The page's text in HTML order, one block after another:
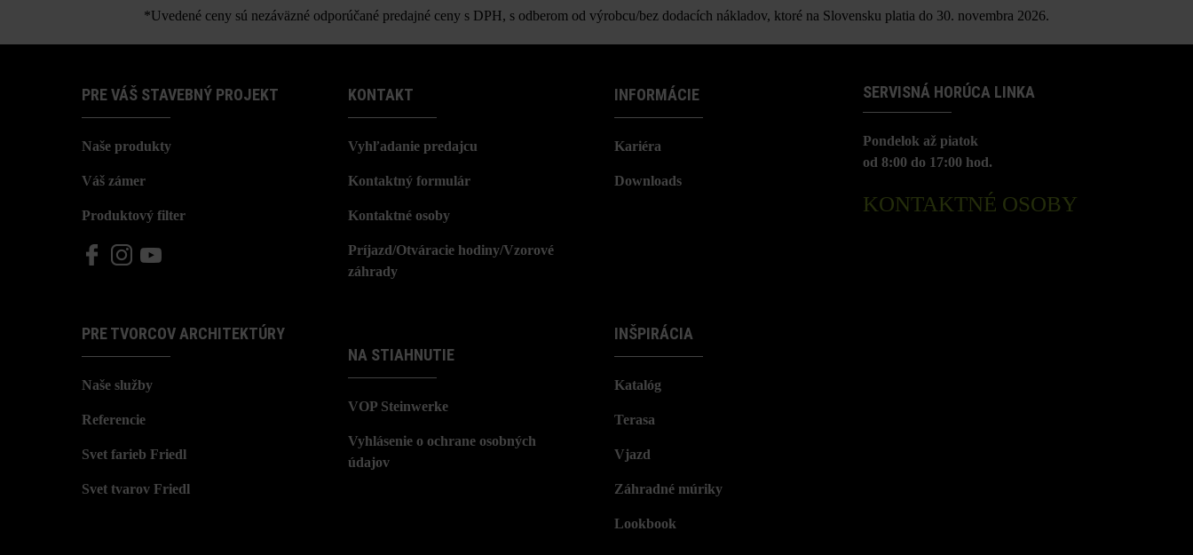
*Uvedené ceny sú nezáväzné odporúčané predajné ceny s DPH, s odberom od výrobcu/bez dodacích nákladov, ktoré na Slovensku platia do 30. novembra 2026.
PRE VÁŠ STAVEBNÝ PROJEKT
Naše produkty
Váš zámer
Produktový filter
PRE TVORCOV ARCHITEKTÚRY
Naše služby
Referencie
Svet farieb Friedl
Svet tvarov Friedl
KONTAKT
Vyhľadanie predajcu
Kontaktný formulár
Kontaktné osoby
Príjazd/Otváracie hodiny/Vzorové
záhrady
NA STIAHNUTIE
VOP Steinwerke
Vyhlásenie o ochrane osobných
údajov
INFORMÁCIE
Kariéra
Downloads
INŠPIRÁCIA
Katalóg
Terasa
Vjazd
Záhradné múriky
Lookbook
SERVISNÁ HORÚCA LINKA
Pondelok až piatok
od 8:00 do 17:00 hod.
KONTAKTNÉ OSOBY